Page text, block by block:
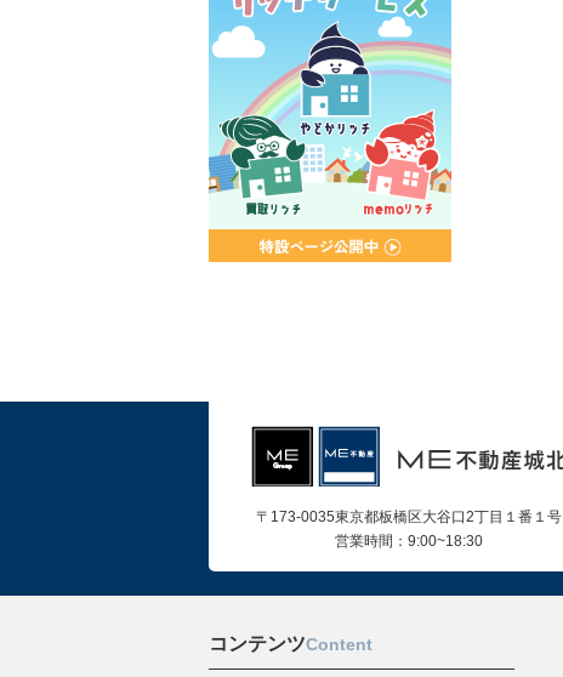
〒173-0035東京都板橋区大谷口2丁目１番１号
営業時間：9:00~18:30
コンテンツContent